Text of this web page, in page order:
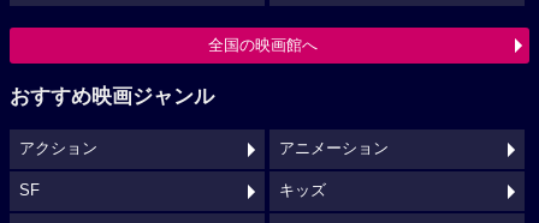
全国の映画館へ
おすすめ映画ジャンル
アクション アニメーション
SF キッズ